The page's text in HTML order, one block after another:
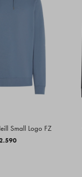
Small Logo FZ